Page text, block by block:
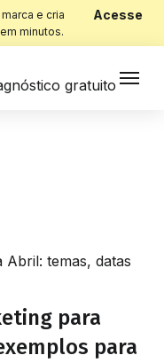
e cria
minutos.
Acesse
gratuito
Abril: temas, datas
para
para